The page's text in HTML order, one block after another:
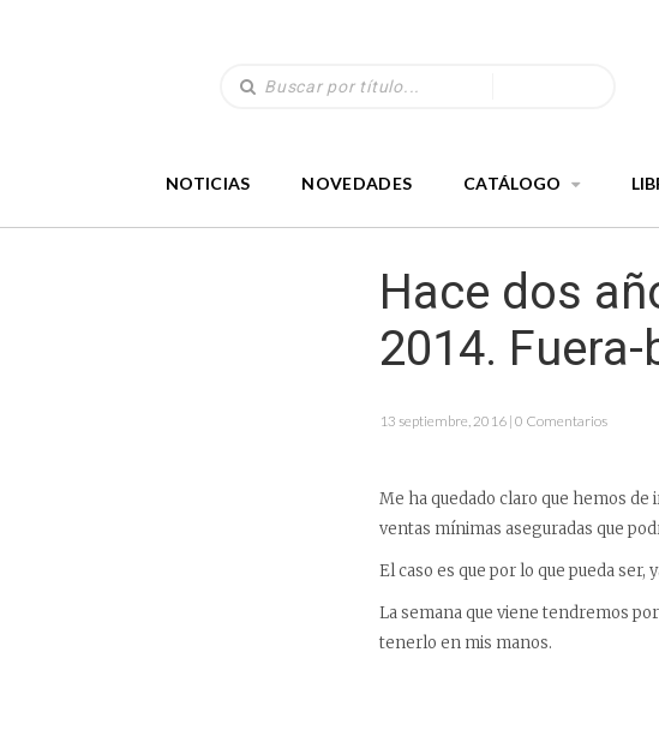
NOTICIAS NOVEDADES CATÁLOGO
Hace dos
2014.
13 septiembre, 2016 | 0 Comentarios
Me ha quedado claro que hemos de
ventas mínimas aseguradas que
El caso es que por lo que pueda ser,
La semana que viene tendremos
tenerlo en mis manos.